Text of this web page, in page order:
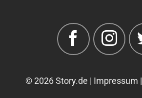
© 2026 Story.de | Impressum |